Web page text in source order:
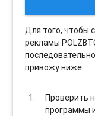
Для того, чтобы
рекламы
привожу ниже:
Проверить
программы